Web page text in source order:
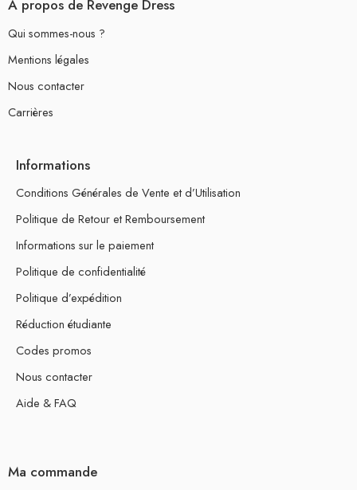
À propos de Revenge Dress
Qui sommes-nous ?
Mentions légales
Nous contacter
Carrières
Informations
Conditions Générales de Vente et d’Utilisation
Politique de Retour et Remboursement
Informations sur le paiement
Politique de confidentialité
Politique d’expédition
Réduction étudiante
Codes promos
Nous contacter
Aide & FAQ
Ma commande